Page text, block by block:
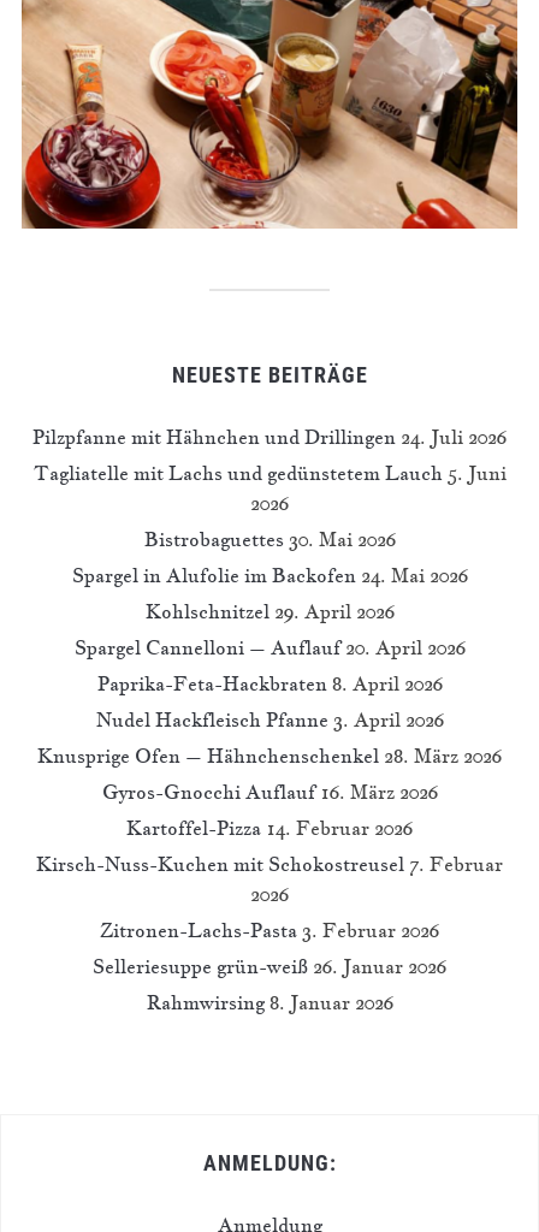
NEUESTE BEITRÄGE
Pilzpfanne mit Hähnchen und Drillingen 24. Juli 2026
Tagliatelle mit Lachs und gedünstetem Lauch 5. Juni
2026
Bistrobaguettes 30. Mai 2026
Spargel in Alufolie im Backofen 24. Mai 2026
Kohlschnitzel 29. April 2026
Spargel Cannelloni – Auflauf 20. April 2026
Paprika-Feta-Hackbraten 8. April 2026
Nudel Hackfleisch Pfanne 3. April 2026
Knusprige Ofen – Hähnchenschenkel 28. März 2026
Gyros-Gnocchi Auflauf 16. März 2026
Kartoffel-Pizza 14. Februar 2026
Kirsch-Nuss-Kuchen mit Schokostreusel 7. Februar
2026
Zitronen-Lachs-Pasta 3. Februar 2026
Selleriesuppe grün-weiß 26. Januar 2026
Rahmwirsing 8. Januar 2026
ANMELDUNG:
Anmeldung